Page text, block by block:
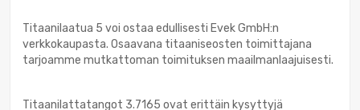
Titaanilaatua 5 voi ostaa edullisesti Evek GmbH:n
verkkokaupasta. Osaavana titaaniseosten toimittajana
tarjoamme mutkattoman toimituksen maailmanlaajuisesti.
Titaanilattatangot 3.7165 ovat erittäin kysyttyjä